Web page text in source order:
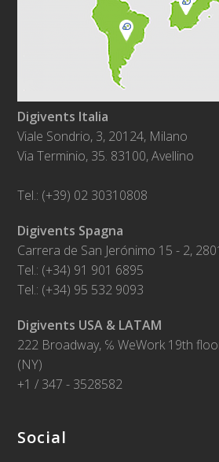
Digivents Italia
Viale Sondrio, 3, 20124, Milano
Via Terminio, 35. 83100, Avellino
Tel.: (+39) 02 30310808
Digivents Spagna
Carrera de San Jerónimo 15 - 2,
Tel.: (+34) 91 901 6895
Tel.: (+34) 95 532 9093
Digivents USA & LATAM
222 Broadway, ℅ WeWork 19th
(NY)
+1 / 347 - 3528582
Social